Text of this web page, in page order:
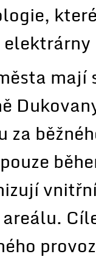
mají
za